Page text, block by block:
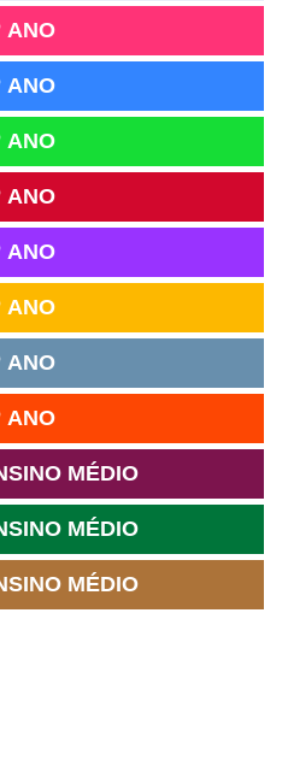
ANO
ANO
ANO
ANO
ANO
ANO
ANO
ANO
MÉDIO
MÉDIO
MÉDIO